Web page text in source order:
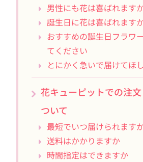
男性にも花は喜ばれます
誕生日に花は喜ばれます
おすすめの誕生日フラワ
てください
とにかく急いで届けてほ
花キューピットでの注
ついて
最短でいつ届けられます
送料はかかりますか
時間指定はできますか